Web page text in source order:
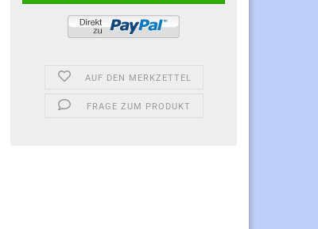
AUF DEN MERKZETTEL
FRAGE ZUM PRODUKT